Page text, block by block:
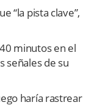
“la pista clave”,
minutos en el
señales de su
haría rastrear